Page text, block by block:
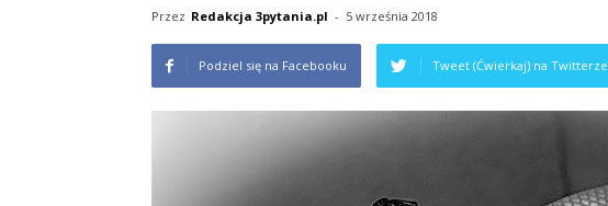
Przez Redakcja 3pytania.pl - 5 września 2018
Podziel się na Facebooku Tweet (Ćwierkaj) na Twitterze